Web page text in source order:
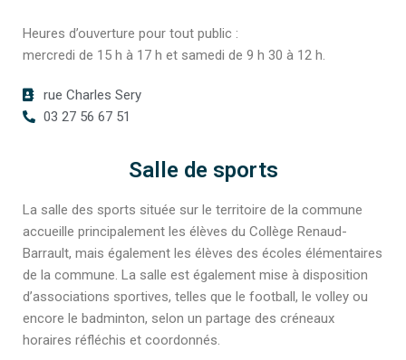
Heures d’ouverture pour tout public :
mercredi de 15 h à 17 h et samedi de 9 h 30 à 12 h.
rue Charles Sery
03 27 56 67 51
Salle de sports
La salle des sports située sur le territoire de la commune
accueille principalement les élèves du Collège Renaud-
Barrault, mais également les élèves des écoles élémentaires
de la commune. La salle est également mise à disposition
d’associations sportives, telles que le football, le volley ou
encore le badminton, selon un partage des créneaux
horaires réfléchis et coordonnés.